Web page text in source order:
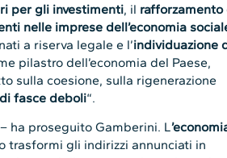
per gli investimenti, il rafforzamento
nelle imprese dell’economia
a riserva legale e l’individuazione
pilastro dell’economia del Paese,
sulla coesione, sulla rigenerazione
fasce deboli“.
ha proseguito Gamberini. L
trasformi gli indirizzi annunciati in